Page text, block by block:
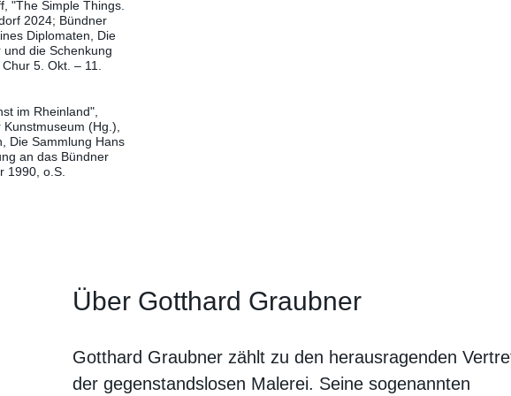
"The Simple Things.
2024 Bündner
Diplomaten, Die
die Schenkung
5. Okt. – 11.
im Rheinland",
Kunstmuseum (Hg.),
Die Sammlung Hans
an das Bündner
1990, o.S.
Über Gotthard Graubner
Gotthard Graubner zählt zu den herausragenden
der gegenstandslosen Malerei. Seine sogenannten